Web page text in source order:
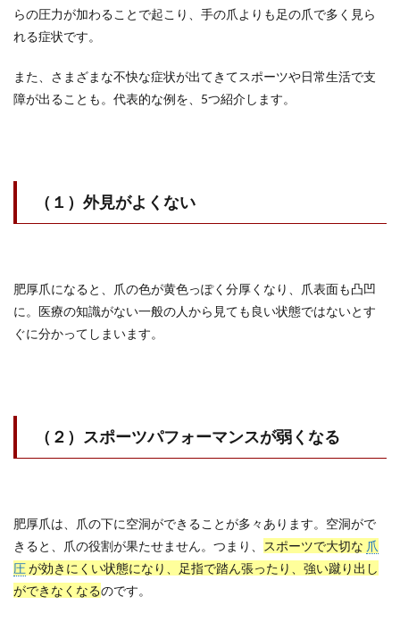
らの圧力が加わることで起こり、手の爪よりも足の爪で多く見ら
れる症状です。
また、さまざまな不快な症状が出てきてスポーツや日常生活で支
障が出ることも。代表的な例を、5つ紹介します。
（１）外見がよくない
肥厚爪になると、爪の色が黄色っぽく分厚くなり、爪表面も凸凹
に。医療の知識がない一般の人から見ても良い状態ではないとす
ぐに分かってしまいます。
（２）スポーツパフォーマンスが弱くなる
肥厚爪は、爪の下に空洞ができることが多々あります。空洞がで
きると、爪の役割が果たせません。つまり、
スポーツで大切な 爪
圧が効きにくい状態になり、足指で踏ん張ったり、強い蹴り出し
ができなくなるのです。